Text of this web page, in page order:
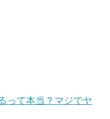
って本当？マジでヤ